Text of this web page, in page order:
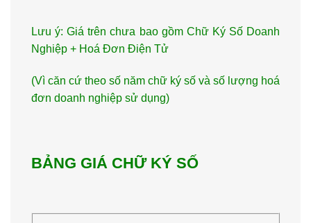
Lưu ý: Giá trên chưa bao gồm Chữ Ký Số Doanh
Nghiệp + Hoá Đơn Điện Tử
(Vì căn cứ theo số năm chữ ký số và số lượng hoá
đơn doanh nghiệp sử dụng)
BẢNG GIÁ CHỮ KÝ SỐ